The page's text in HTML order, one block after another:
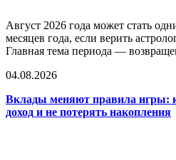
Август 2026 года может стать
месяцев года, если верить
Главная тема периода —
04.08.2026
Вклады меняют правила игры:
доход и не потерять накопления